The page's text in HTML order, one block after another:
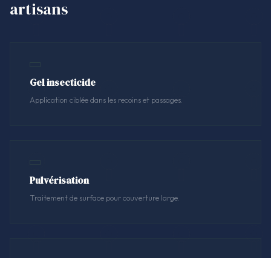
artisans
Gel insecticide
Application ciblée dans les recoins et passages.
Pulvérisation
Traitement de surface pour couverture large.